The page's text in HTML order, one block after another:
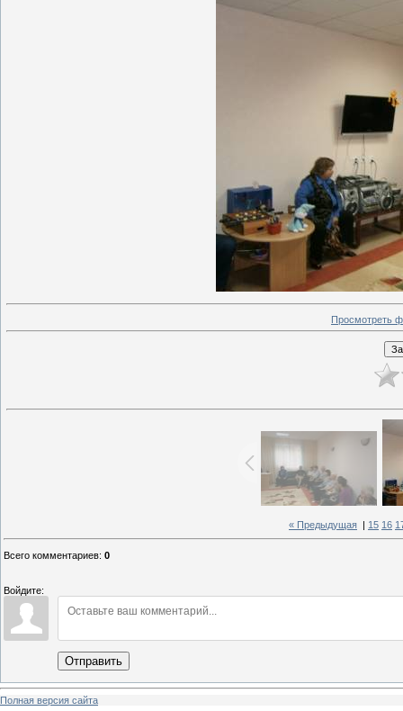
Просмотреть
« Предыдущая 15 16
Всего комментариев: 0
Войдите:
Отправить
Полная версия сайта